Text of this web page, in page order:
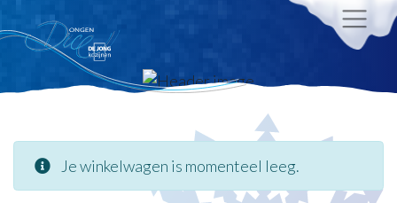
Je winkelwagen is momenteel leeg.